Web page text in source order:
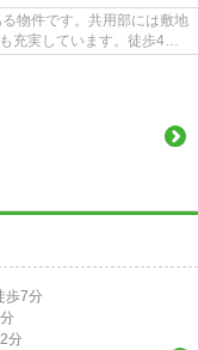
物件です。共用部には敷地
充実しています。徒歩4分
歩7分
分